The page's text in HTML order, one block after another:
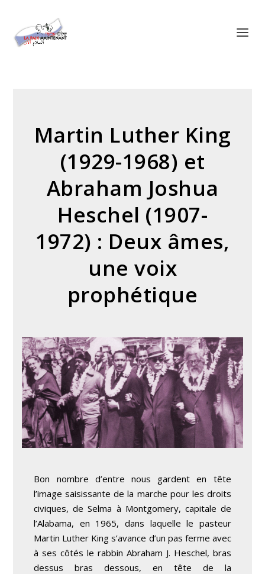
Martin Luther King
(1929-1968) et
Abraham Joshua
Heschel (1907-
1972) : Deux âmes,
une voix
prophétique
Bon nombre d’entre nous gardent en tête
l’image saisissante de la marche pour les droits
civiques, de Selma à Montgomery, capitale de
l’Alabama, en 1965, dans laquelle le pasteur
Martin Luther King s’avance d’un pas ferme avec
à ses côtés le rabbin Abraham J. Heschel, bras
dessus bras dessous, en tête de la